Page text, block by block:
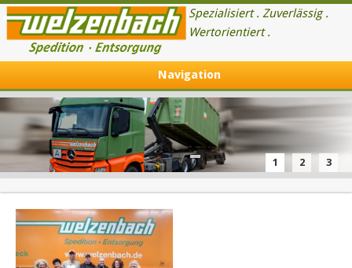
Spezialisiert . Zuverlässig .
Wertorientiert .
Navigation
1 2 3